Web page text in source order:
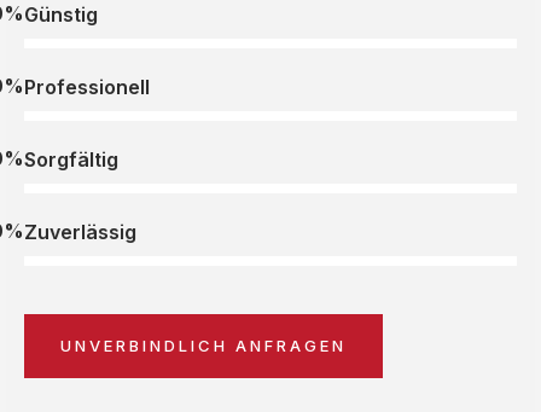
Günstig
Professionell
Sorgfältig
Zuverlässig
UNVERBINDLICH ANFRAGEN